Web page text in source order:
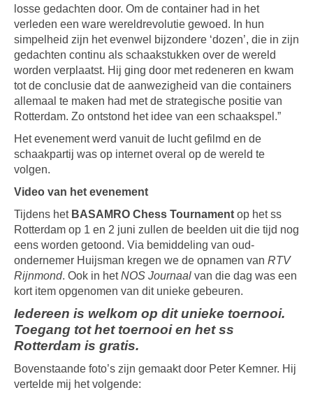
losse gedachten door. Om de container had in het
verleden een ware wereldrevolutie gewoed. In hun
simpelheid zijn het evenwel bijzondere ‘dozen’, die in zijn
gedachten continu als schaakstukken over de wereld
worden verplaatst. Hij ging door met redeneren en kwam
tot de conclusie dat de aanwezigheid van die containers
allemaal te maken had met de strategische positie van
Rotterdam. Zo ontstond het idee van een schaakspel.”
Het evenement werd vanuit de lucht gefilmd en de
schaakpartij was op internet overal op de wereld te
volgen.
Video van het evenement
Tijdens het BASAMRO Chess Tournament op het ss
Rotterdam op 1 en 2 juni zullen de beelden uit die tijd nog
eens worden getoond. Via bemiddeling van oud-
ondernemer Huijsman kregen we de opnamen van RTV
Rijnmond. Ook in hetNOS Journaal van die dag was een
kort item opgenomen van dit unieke gebeuren.
Iedereen is welkom op dit unieke toernooi.
Toegang tot het toernooi en het ss
Rotterdam is gratis.
Bovenstaande foto’s zijn gemaakt door Peter Kemner. Hij
vertelde mij het volgende: